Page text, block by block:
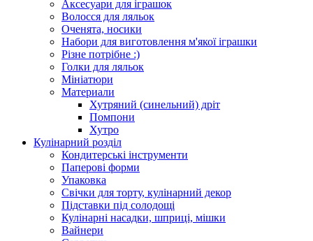
Аксесуари для іграшок
Волосся для ляльок
Оченята, носики
Набори для виготовлення м'якої іграшки
Різне потрібне :)
Голки для ляльок
Мініатюри
Материали
Хутряний (синельний) дріт
Помпони
Хутро
Кулінарний розділ
Кондитерські інструменти
Паперові форми
Упаковка
Свічки для торту, кулінарний декор
Підставки під солодощі
Кулінарні насадки, шприці, мішки
Вайнери